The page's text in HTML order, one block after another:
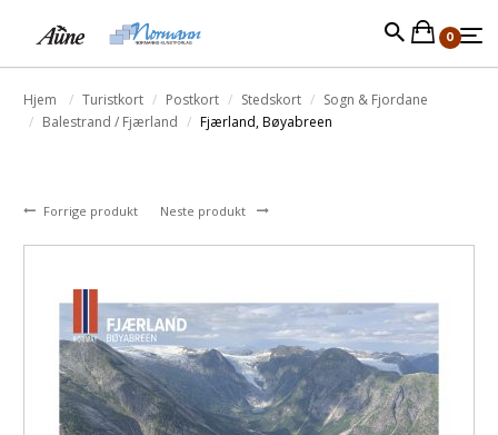
0
Hjem Turistkort Postkort Stedskort
Sogn & Fjordane
Balestrand / Fjærland
Fjærland, Bøyabreen
Forrige produkt Neste produkt